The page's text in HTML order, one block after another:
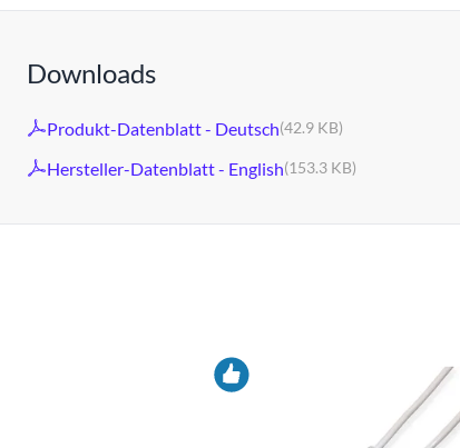
Downloads
Produkt-Datenblatt - Deutsch(42.9 KB)
Hersteller-Datenblatt - English(153.3 KB)